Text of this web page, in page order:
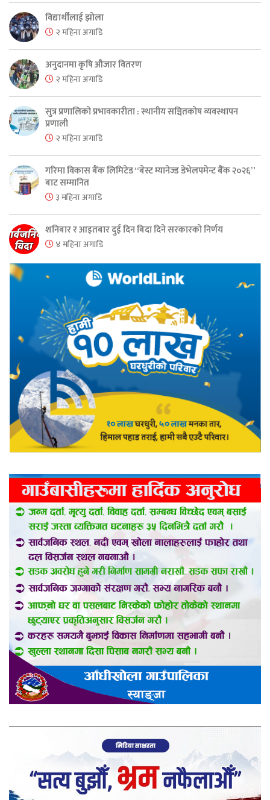
विद्यार्थीलाई झोला
२ महिना अगाडि
अनुदानमा कृषि औजार वितरण
२ महिना अगाडि
सुत्र प्रणालिको प्रभावकारीता : स्थानीय सञ्चितकोष व्यवस्थापन
प्रणाली
२ महिना अगाडि
गरिमा विकास बैंक लिमिटेड “बेस्ट म्यानेज्ड डेभेलपमेन्ट बैंक २०२६”
बाट सम्मानित
३ महिना अगाडि
शनिबार र आइतबार दुई दिन बिदा दिने सरकारको निर्णय
४ महिना अगाडि